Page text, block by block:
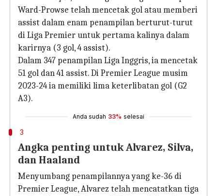
Ward-Prowse telah mencetak gol atau memberi
assist dalam enam penampilan berturut-turut
di Liga Premier untuk pertama kalinya dalam
karirnya (3 gol, 4 assist).
Dalam 347 penampilan Liga Inggris, ia mencetak
51 gol dan 41 assist. Di Premier League musim
2023-24 ia memiliki lima keterlibatan gol (G2
A3).
Anda sudah 33% selesai
3
Angka penting untuk Alvarez, Silva,
dan Haaland
Menyumbang penampilannya yang ke-36 di
Premier League, Alvarez telah mencatatkan tiga